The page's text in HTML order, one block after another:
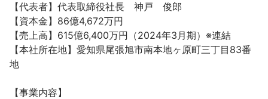
【代表者】代表取締役社長　神戸　俊郎
【資本金】86億4,672万円
【売上高】615億6,400万円（2024年3月期）※連結
【本社所在地】愛知県尾張旭市南本地ヶ原町三丁目83番
地
【事業内容】